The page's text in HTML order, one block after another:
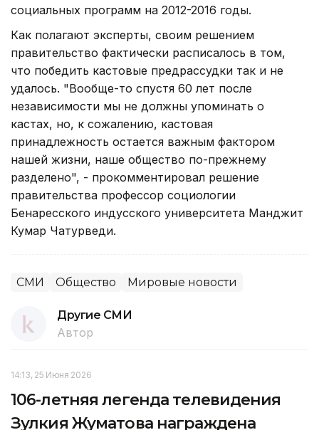
социальных программ на 2012-2016 годы.
Как полагают эксперты, своим решением
правительство фактически расписалось в том,
что победить кастовые предрассудки так и не
удалось. "Вообще-то спустя 60 лет после
независимости мы не должны упоминать о
кастах, но, к сожалению, кастовая
принадлежность остается важным фактором
нашей жизни, наше общество по-прежнему
разделено", - прокомментировал решение
правительства профессор социологии
Бенаресского индусского университета Манджит
Кумар Чатурведи.
СМИ Общество Мировые новости
Другие СМИ
Автор
14:13, 25 Июня 2026
106-летняя легенда телевидения
Зулкия Жуматова награждена